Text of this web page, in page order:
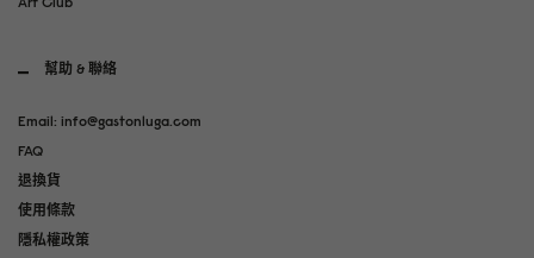
幫助 & 聯絡
Email: info@gastonluga.com
FAQ
退換貨
使用條款
隱私權政策